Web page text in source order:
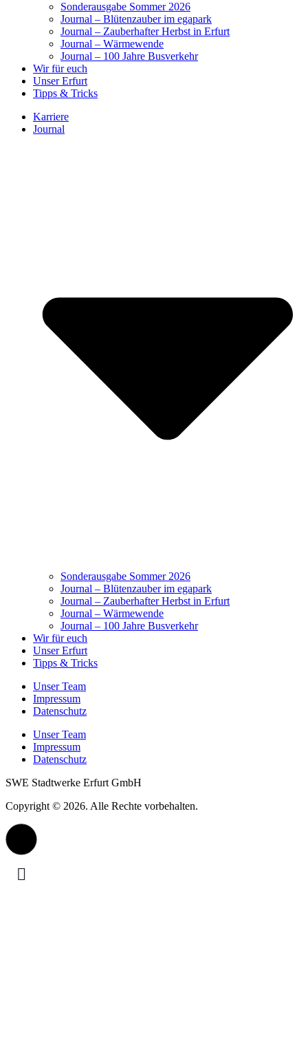
Sonderausgabe Sommer 2026
Journal – Blütenzauber im egapark
Journal – Zauberhafter Herbst in Erfurt
Journal – Wärmewende
Journal – 100 Jahre Busverkehr
Wir für euch
Unser Erfurt
Tipps & Tricks
Karriere
Journal
Sonderausgabe Sommer 2026
Journal – Blütenzauber im egapark
Journal – Zauberhafter Herbst in Erfurt
Journal – Wärmewende
Journal – 100 Jahre Busverkehr
Wir für euch
Unser Erfurt
Tipps & Tricks
Unser Team
Impressum
Datenschutz
Unser Team
Impressum
Datenschutz
SWE Stadtwerke Erfurt GmbH
Copyright © 2026. Alle Rechte vorbehalten.